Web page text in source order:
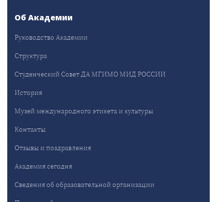
Об Академии
Руководство Академии
Структура
Студенческий Совет ДА МГИМО МИД РОССИИ
История
Музей международного этикета и культуры
Контакты
Отзывы и поздравления
Академия сегодня
Сведения об образовательной организации